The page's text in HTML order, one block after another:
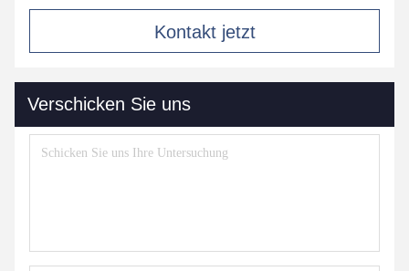
Kontakt jetzt
Verschicken Sie uns